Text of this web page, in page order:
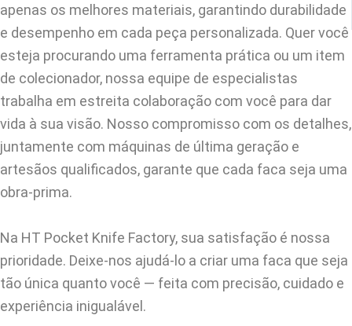
apenas os melhores materiais, garantindo durabilidade
e desempenho em cada peça personalizada. Quer você
esteja procurando uma ferramenta prática ou um item
de colecionador, nossa equipe de especialistas
trabalha em estreita colaboração com você para dar
vida à sua visão. Nosso compromisso com os detalhes,
juntamente com máquinas de última geração e
artesãos qualificados, garante que cada faca seja uma
obra-prima.
Na HT Pocket Knife Factory, sua satisfação é nossa
prioridade. Deixe-nos ajudá-lo a criar uma faca que seja
tão única quanto você — feita com precisão, cuidado e
experiência inigualável.